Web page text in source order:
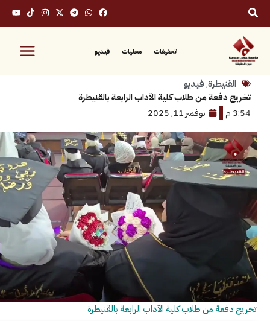
محليات فيديو
,فيديو
من طلاب كلية الآداب الرابعة بالقنيطرة
نوفمبر 11, 2025
من طلاب كلية الآداب الرابعة بالقنيطرة